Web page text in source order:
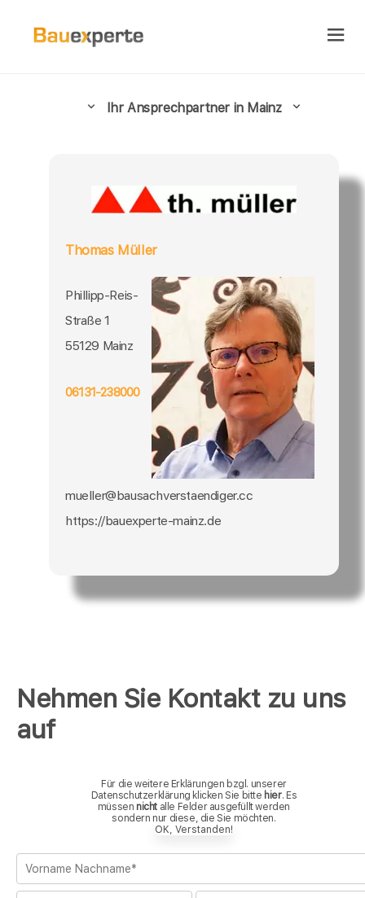
Nehmen Sie Kontakt zu uns
auf
Für die weitere Erklärungen bzgl. unserer
Datenschutzerklärung klicken Sie bitte hier. Es
müssen nicht alle Felder ausgefüllt werden
sondern nur diese, die Sie möchten.
OK, Verstanden!
Ihr Ansprechpartner in Mainz
Thomas Müller
Phillipp-Reis-
Straße 1
55129 Mainz
06131-238000
mueller@bausachverstaendiger.cc
https://bauexperte-mainz.de